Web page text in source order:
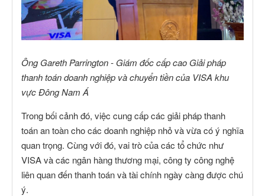
Ông Gareth Parrington - Giám đốc cấp cao Giải pháp
thanh toán doanh nghiệp và chuyển tiền của VISA khu
vực Đông Nam Á
Trong bối cảnh đó, việc cung cấp các giải pháp thanh
toán an toàn cho các doanh nghiệp nhỏ và vừa có ý nghĩa
quan trọng. Cùng với đó, vai trò của các tổ chức như
VISA và các ngân hàng thương mại, công ty công nghệ
liên quan đến thanh toán và tài chính ngày càng được chú
ý.